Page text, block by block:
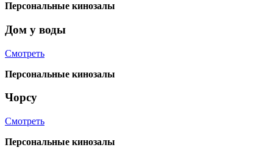
Персональные кинозалы
Дом у воды
Смотреть
Персональные кинозалы
Чорсу
Смотреть
Персональные кинозалы